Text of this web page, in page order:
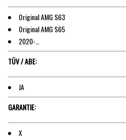
Original AMG S63
Original AMG S65
2020-…
TÜV / ABE:
JA
GARANTIE:
X